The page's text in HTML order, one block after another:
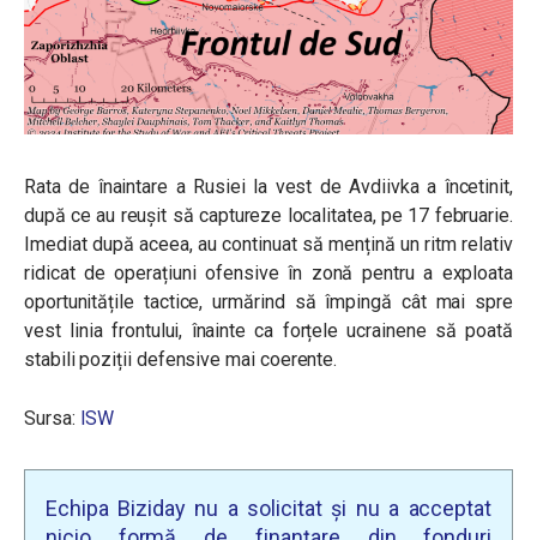
Rata de înaintare a Rusiei la vest de Avdiivka a încetinit,
după ce au reușit să captureze localitatea, pe 17 februarie.
Imediat după aceea, au continuat să mențină un ritm relativ
ridicat de operațiuni ofensive în zonă pentru a exploata
oportunitățile tactice, urmărind să împingă cât mai spre
vest linia frontului, înainte ca forțele ucrainene să poată
stabili poziții defensive mai coerente.
Sursa: ISW
Echipa Biziday nu a solicitat și nu a acceptat